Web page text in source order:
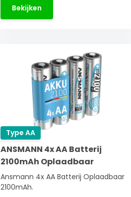
Bekijken
Type AA
ANSMANN 4x AA Batterij
2100mAh Oplaadbaar
Ansmann 4x AA Batterij Oplaadbaar
2100mAh.